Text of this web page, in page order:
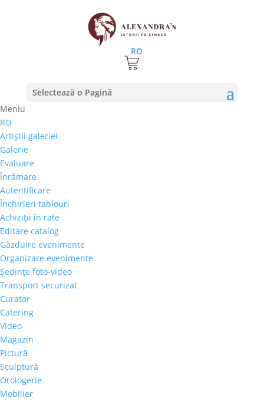
RO
Selectează o Pagină
Meniu
RO
Artiştii galeriei
Galerie
Evaluare
Înrămare
Autentificare
Închirieri tablouri
Achiziţii în rate
Editare catalog
Găzduire evenimente
Organizare evenimente
Şedinţe foto-video
Transport securizat
Curator
Catering
Video
Magazin
Pictură
Sculptură
Orologerie
Mobilier
Prima pagină⚊Magazin
Radu Negru – „Macul
meditativ”
750,00
Selectează rata |
3 luni
6 luni
9 luni
12 luni
Cantitate
Radu
Negru
"Macul
meditativ”
Comandă telefonică!
Autor